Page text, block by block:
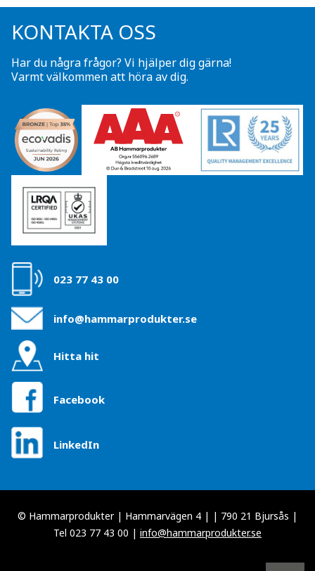
KONTAKTA OSS
Har du några frågor? Vi hjälper dig gärna!
Varmt välkommen att höra av dig.
023 77 43 00
info@hammarprodukter.se
Hitta hit
Facebook
LinkedIn
© Hammarprodukter | Hammarvägen 4 | | 790 21 Bjursås |
Tel 023 77 43 00 | info@hammarprodukter.se